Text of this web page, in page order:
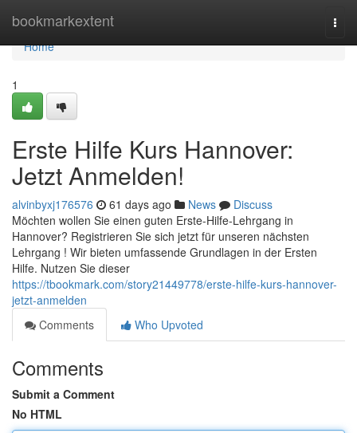
bookmarkextent
Home
Home
1
Erste Hilfe Kurs Hannover:
Jetzt Anmelden!
alvinbyxj176576 61 days ago News
Discuss
Möchten wollen Sie einen guten Erste-Hilfe-Lehrgang in
Hannover? Registrieren Sie sich jetzt für unseren nächsten
Lehrgang ! Wir bieten umfassende Grundlagen in der Ersten
Hilfe. Nutzen Sie dieser
https://tbookmark.com/story21449778/erste-hilfe-kurs-hannover-
jetzt-anmelden
Comments
Who Upvoted
Comments
Submit a Comment
No HTML